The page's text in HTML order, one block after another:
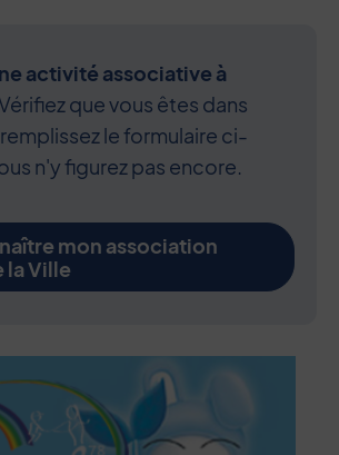
activité associative à
que vous êtes dans
le formulaire ci-
n'y figurez pas encore.
mon association
la Ville
la fiche d'annuaire